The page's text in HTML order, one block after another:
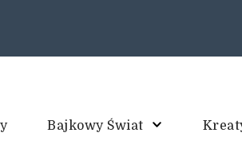
Bajkowy Świat